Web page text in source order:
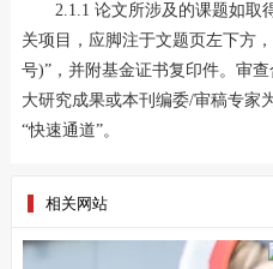
2.1.1 论文所涉及的课题如取
关项目，应脚注于文题页左下方
号)”，并附基金证书复印件。审
大研究成果或本刊编委/审稿专家
“快速通道”。
相关网站